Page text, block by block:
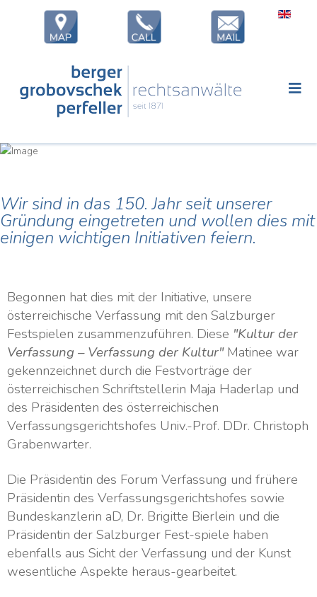
Wir sind in das 150. Jahr seit unserer
Gründung eingetreten und wollen dies mit
einigen wichtigen Initiativen feiern.
Begonnen hat dies mit der Initiative, unsere
österreichische Verfassung mit den Salzburger
Festspielen zusammenzuführen. Diese "Kultur der
Verfassung – Verfassung der Kultur"Matinee war
gekennzeichnet durch die Festvorträge der
österreichischen Schriftstellerin Maja Haderlap und
des Präsidenten des österreichischen
Verfassungsgerichtshofes Univ.-Prof. DDr. Christoph
Grabenwarter.
Die Präsidentin des Forum Verfassung und frühere
Präsidentin des Verfassungsgerichtshofes sowie
Bundeskanzlerin aD, Dr. Brigitte Bierlein und die
Präsidentin der Salzburger Fest-spiele haben
ebenfalls aus Sicht der Verfassung und der Kunst
wesentliche Aspekte heraus-gearbeitet.